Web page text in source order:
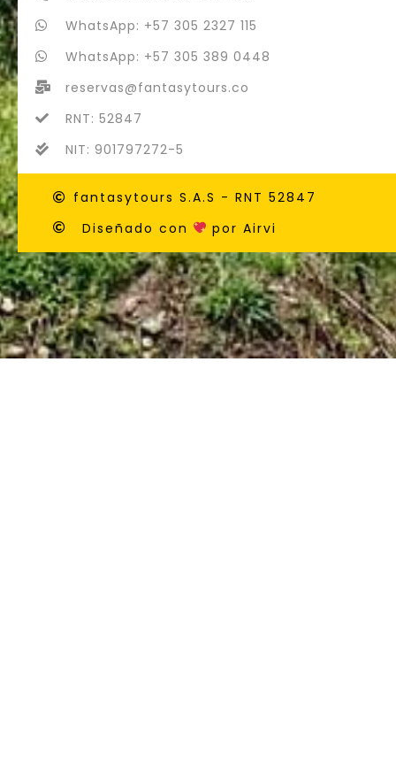
WhatsApp: +57 305 2327 115
WhatsApp: +57 305 389 0448
reservas@fantasytours.co
RNT: 52847
NIT: 901797272-5
fantasytours S.A.S - RNT 52847
Diseñado con
por Airvi